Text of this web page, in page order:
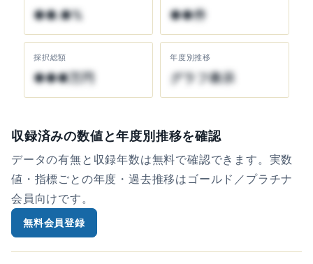
●●.●% ●●件
採択総額
●●●万円
年度別推移
グラフ表示
収録済みの数値と年度別推移を確認
データの有無と収録年数は無料で確認できます。実数
値・指標ごとの年度・過去推移はゴールド／プラチナ
会員向けです。
無料会員登録